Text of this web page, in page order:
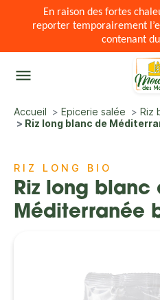
En raison des fortes
reporter temporairement
contenant
menu
Accueil Epicerie salée Riz
Riz long blanc de
RIZ LONG BIO
Riz long blanc
Méditerranée